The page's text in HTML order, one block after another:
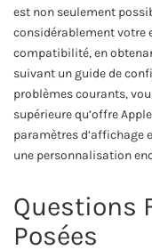
est non seulement
considérablement votre
compatibilité, en
suivant un guide de
problèmes courants,
supérieure qu’offre
paramètres d’affichage
une personnalisation
Questions
Posées